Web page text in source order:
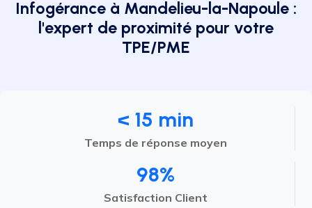
Infogérance à Mandelieu-la-Napoule :
l'expert de proximité pour votre
TPE/PME
< 15 min
Temps de réponse moyen
98%
Satisfaction Client